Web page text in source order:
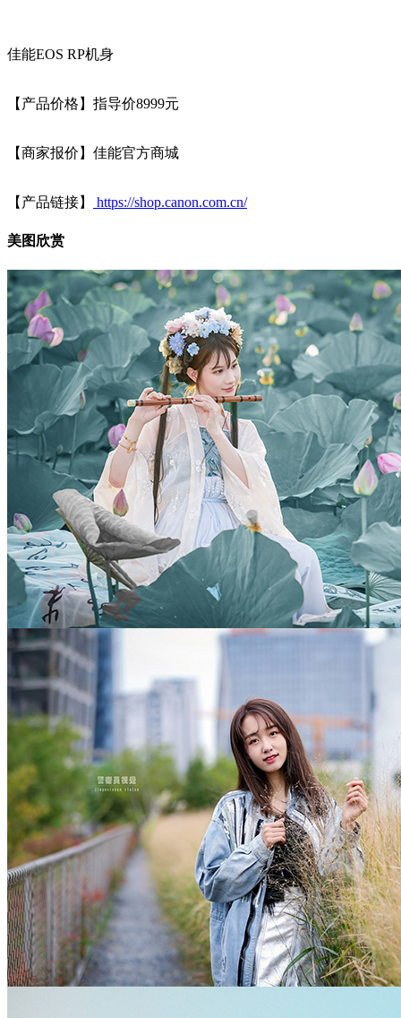
佳能EOS RP机身
【产品价格】指导价8999元
【商家报价】佳能官方商城
【产品链接】 https://shop.canon.com.cn/
美图欣赏